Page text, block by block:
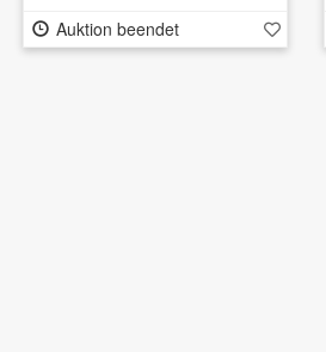
Auktion beendet